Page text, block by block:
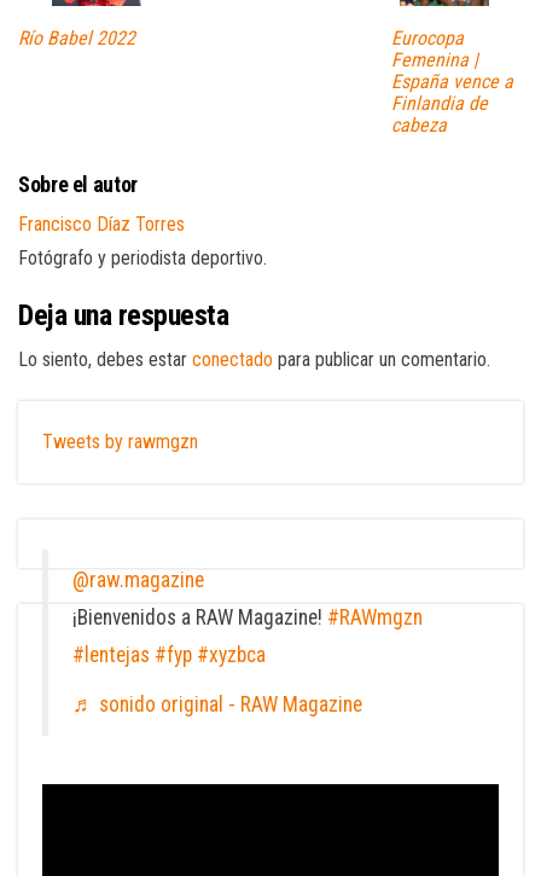
Río Babel 2022
Eurocopa
Femenina |
España vence a
Finlandia de
cabeza
Sobre el autor
Francisco Díaz Torres
Fotógrafo y periodista deportivo.
Deja una respuesta
Lo siento, debes estar conectado para publicar un comentario.
Tweets by rawmgzn
@raw.magazine
¡Bienvenidos a RAW Magazine! #RAWmgzn
#lentejas #fyp #xyzbca
♬ sonido original - RAW Magazine